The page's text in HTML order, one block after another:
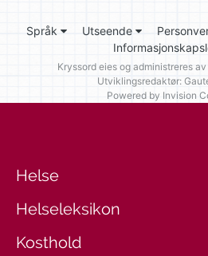
Språk Utseende
Kryssord eies og administreres av
Utviklingsredaktør:
Powered by Invision
Helse
Helseleksikon
Kosthold